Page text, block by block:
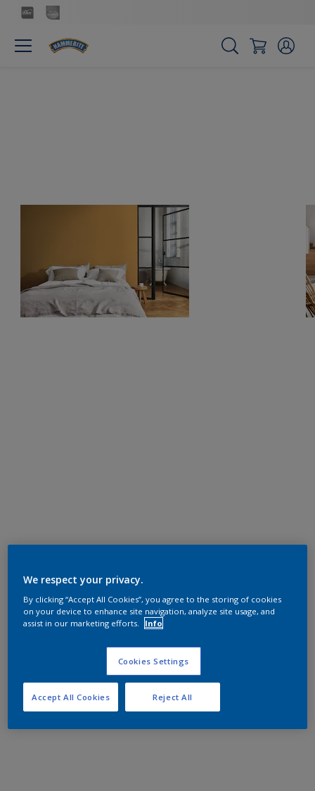
We respect your privacy.
By clicking “Accept All Cookies”, you agree to the storing of cookies
on your device to enhance site navigation, analyze site usage, and
assist in our marketing efforts.
Info
Cookies Settings
Reject All
Accept All Cookies